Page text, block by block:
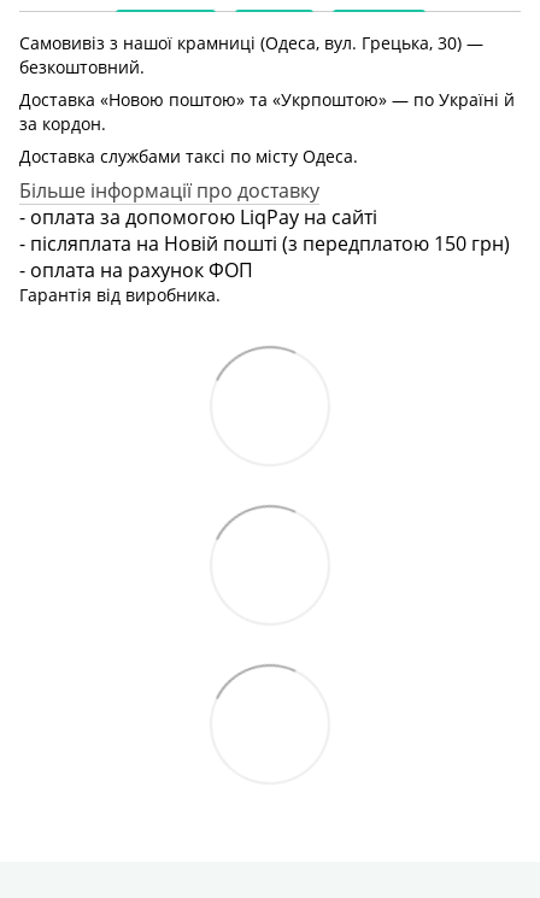
Самовивіз з нашої крамниці (Одеса, вул. Грецька, 30) —
безкоштовний.
Доставка «Новою поштою» та «Укрпоштою» — по Україні й
за кордон.
Доставка службами таксі по місту Одеса.
Більше інформації про доставку
- оплата за допомогою LiqPay на сайті
- післяплата на Новій пошті (з передплатою 150 грн)
- оплата на рахунок ФОП
Гарантія від виробника.